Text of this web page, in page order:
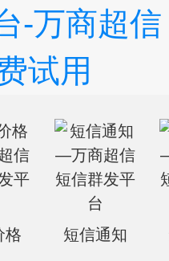
格 短信通知